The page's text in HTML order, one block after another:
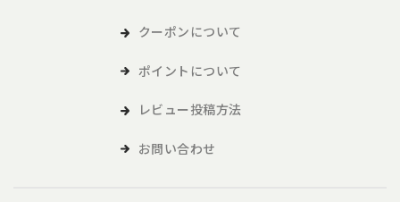
クーポンについて
ポイントについて
レビュー投稿方法
お問い合わせ